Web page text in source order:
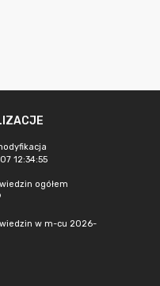
12:34:55
ogółem
w m-cu 2026-